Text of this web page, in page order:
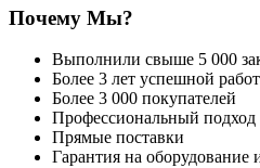
Почему Мы?
Выполнили свыше 5 000
Более 3 лет успешной
Более 3 000 покупателей
Профессиональный подход
Прямые поставки
Гарантия на оборудование